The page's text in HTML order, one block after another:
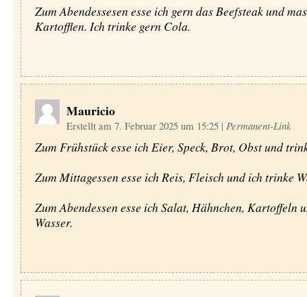
Zum Abendessesen esse ich gern das Beefsteak und
Kartofflen. Ich trinke gern Cola.
Mauricio
Erstellt am 7. Februar 2025 um 15:25 | Permanent-Link
Zum Frühstück esse ich Eier, Speck, Brot, Obst und
Zum Mittagessen esse ich Reis, Fleisch und ich trinke
Zum Abendessen esse ich Salat, Hähnchen, Kartoffeln
Wasser.